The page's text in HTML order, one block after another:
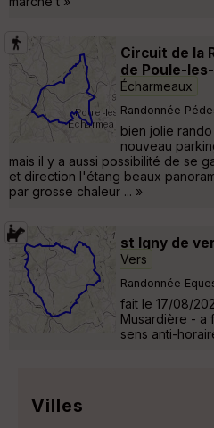
Circuit de la
de Poule-
Écharmeaux
Randonnée
bien jolie
nouveau
mais il y a aussi possibilité de se
et direction l'étang beaux
par grosse chaleur ... »
st Igny de
Vers
Randonnée
fait le 17/08/
Musardière - a
sens anti-
Villes